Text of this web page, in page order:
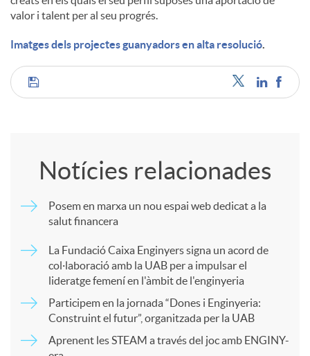
valor i talent per al seu progrés.
Imatges dels projectes guanyadors en alta resolució.
C
m
Notícies relacionades
Posem en marxa un nou espai web dedicat a la
salut financera
La Fundació Caixa Enginyers signa un acord de
col·laboració amb la UAB per a impulsar el
lideratge femení en l'àmbit de l'enginyeria
Participem en la jornada “Dones i Enginyeria:
Construint el futur”, organitzada per la UAB
Aprenent les STEAM a través del joc amb ENGINY-